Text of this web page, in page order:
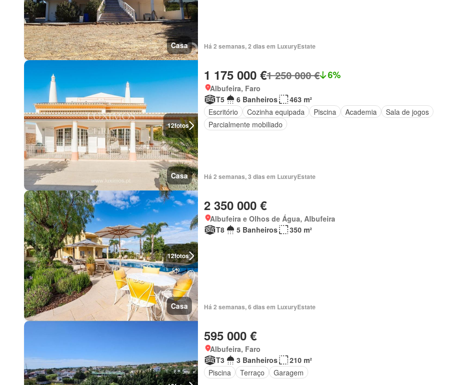
Casa Há 2 semanas, 2 dias em LuxuryEstate
12fotos
Casa
1 175 000 €1 250 000 € 6%
Albufeira, Faro
T5
6 Banheiros
463 m²
Escritório
Cozinha equipada Piscina Academia
Sala de jogos
Parcialmente mobiliado
Há 2 semanas, 3 dias em LuxuryEstate
12fotos
Casa
2 350 000 €
Albufeira e Olhos de Água, Albufeira
T8
5 Banheiros 350 m²
Há 2 semanas, 6 dias em LuxuryEstate
595 000 €
Albufeira, Faro
T3
3 Banheiros
210 m²
Piscina
Terraço Garagem